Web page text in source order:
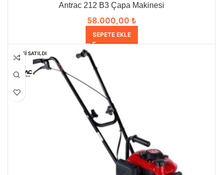
Antrac 212 B3 Çapa Makinesi
58.000,00 ₺
SEPETE EKLE
HEPSI SATILDI